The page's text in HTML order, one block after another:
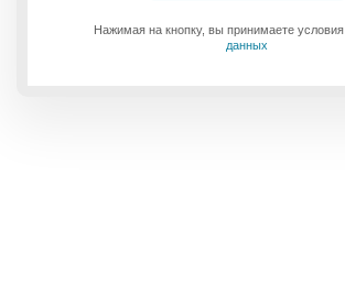
Нажимая на кнопку, вы принимаете условия
данных